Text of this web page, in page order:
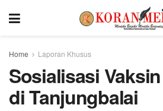
Home Laporan Khusus
Sosialisasi
di Tanjungbalai